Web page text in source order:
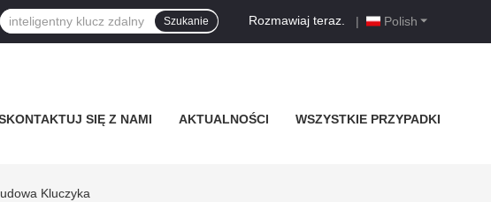
Polish
Rozmawiaj teraz. |
Szukanie
SIĘ Z NAMI AKTUALNOŚCI WSZYSTKIE PRZYPADKI
Kluczyka